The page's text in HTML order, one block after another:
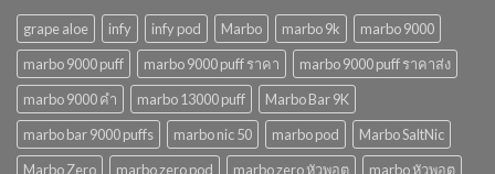
grape aloe infy infy pod Marbo marbo 9k
marbo 9000
marbo 9000 puff
marbo 9000 puff ราคา
marbo 9000 puff ราคาส่ง
marbo 9000 คํา
marbo 13000 puff
Marbo Bar 9K
marbo bar 9000 puffs
marbo nic 50 marbo pod
Marbo SaltNic
Marbo Zero
marbo zero pod marbo zero หัวพอต marbo หัวพอต